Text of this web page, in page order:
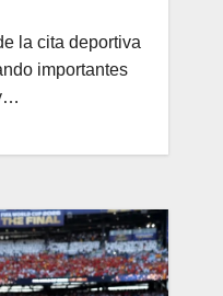
la cita deportiva
importantes